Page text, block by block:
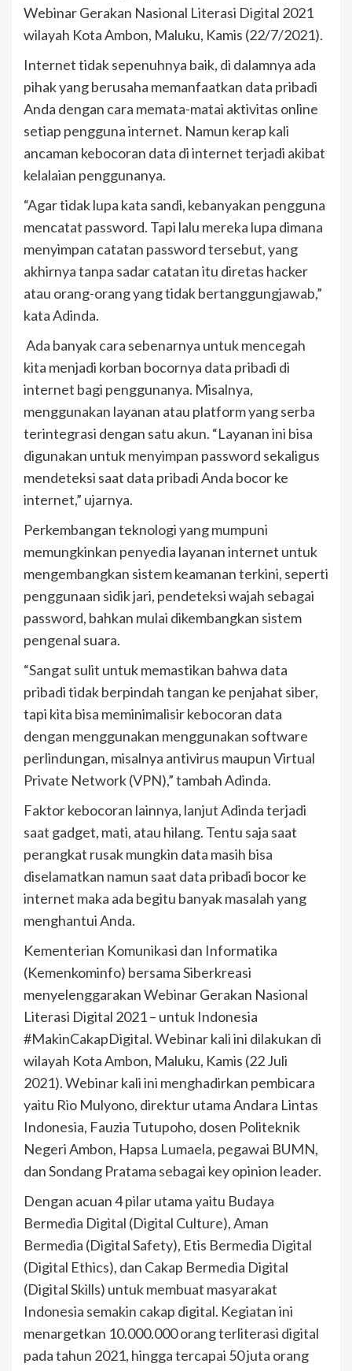
Webinar Gerakan Nasional Literasi Digital 2021
wilayah Kota Ambon, Maluku, Kamis (22/7/2021).
Internet tidak sepenuhnya baik, di dalamnya ada
pihak yang berusaha memanfaatkan data pribadi
Anda dengan cara memata-matai aktivitas online
setiap pengguna internet. Namun kerap kali
ancaman kebocoran data di internet terjadi akibat
kelalaian penggunanya.
“Agar tidak lupa kata sandi, kebanyakan pengguna
mencatat password. Tapi lalu mereka lupa dimana
menyimpan catatan password tersebut, yang
akhirnya tanpa sadar catatan itu diretas hacker
atau orang-orang yang tidak bertanggungjawab,”
kata Adinda.
Ada banyak cara sebenarnya untuk mencegah
kita menjadi korban bocornya data pribadi di
internet bagi penggunanya. Misalnya,
menggunakan layanan atau platform yang serba
terintegrasi dengan satu akun. “Layanan ini bisa
digunakan untuk menyimpan password sekaligus
mendeteksi saat data pribadi Anda bocor ke
internet,” ujarnya.
Perkembangan teknologi yang mumpuni
memungkinkan penyedia layanan internet untuk
mengembangkan sistem keamanan terkini, seperti
penggunaan sidik jari, pendeteksi wajah sebagai
password, bahkan mulai dikembangkan sistem
pengenal suara.
“Sangat sulit untuk memastikan bahwa data
pribadi tidak berpindah tangan ke penjahat siber,
tapi kita bisa meminimalisir kebocoran data
dengan menggunakan menggunakan software
perlindungan, misalnya antivirus maupun Virtual
Private Network (VPN),” tambah Adinda.
Faktor kebocoran lainnya, lanjut Adinda terjadi
saat gadget, mati, atau hilang. Tentu saja saat
perangkat rusak mungkin data masih bisa
diselamatkan namun saat data pribadi bocor ke
internet maka ada begitu banyak masalah yang
menghantui Anda.
Kementerian Komunikasi dan Informatika
(Kemenkominfo) bersama Siberkreasi
menyelenggarakan Webinar Gerakan Nasional
Literasi Digital 2021 – untuk Indonesia
#MakinCakapDigital. Webinar kali ini dilakukan di
wilayah Kota Ambon, Maluku, Kamis (22 Juli
2021). Webinar kali ini menghadirkan pembicara
yaitu Rio Mulyono, direktur utama Andara Lintas
Indonesia, Fauzia Tutupoho, dosen Politeknik
Negeri Ambon, Hapsa Lumaela, pegawai BUMN,
dan Sondang Pratama sebagai key opinion leader.
Dengan acuan 4 pilar utama yaitu Budaya
Bermedia Digital (Digital Culture), Aman
Bermedia (Digital Safety), Etis Bermedia Digital
(Digital Ethics), dan Cakap Bermedia Digital
(Digital Skills) untuk membuat masyarakat
Indonesia semakin cakap digital. Kegiatan ini
menargetkan 10.000.000 orang terliterasi digital
pada tahun 2021, hingga tercapai 50 juta orang